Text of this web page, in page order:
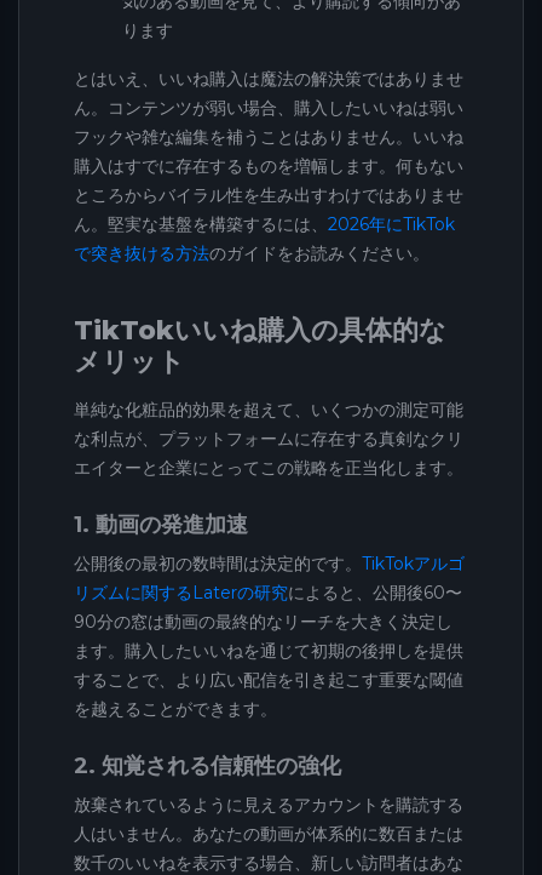
ります
とはいえ、いいね購入は魔法の解決策ではありませ
ん。コンテンツが弱い場合、購入したいいねは弱い
フックや雑な編集を補うことはありません。いいね
購入はすでに存在するものを増幅します。何もない
ところからバイラル性を生み出すわけではありませ
ん。堅実な基盤を構築するには、 2026年にTikTok
で突き抜ける方法のガイドをお読みください。
TikTokいいね購入の具体的な
メリット
単純な化粧品的効果を超えて、いくつかの測定可能
な利点が、プラットフォームに存在する真剣なクリ
エイターと企業にとってこの戦略を正当化します。
1. 動画の発進加速
公開後の最初の数時間は決定的です。 TikTokアルゴ
リズムに関するLaterの研究によると、公開後60〜
90分の窓は動画の最終的なリーチを大きく決定し
ます。購入したいいねを通じて初期の後押しを提供
することで、より広い配信を引き起こす重要な閾値
を越えることができます。
2. 知覚される信頼性の強化
放棄されているように見えるアカウントを購読する
人はいません。あなたの動画が体系的に数百または
数千のいいねを表示する場合、新しい訪問者はあな